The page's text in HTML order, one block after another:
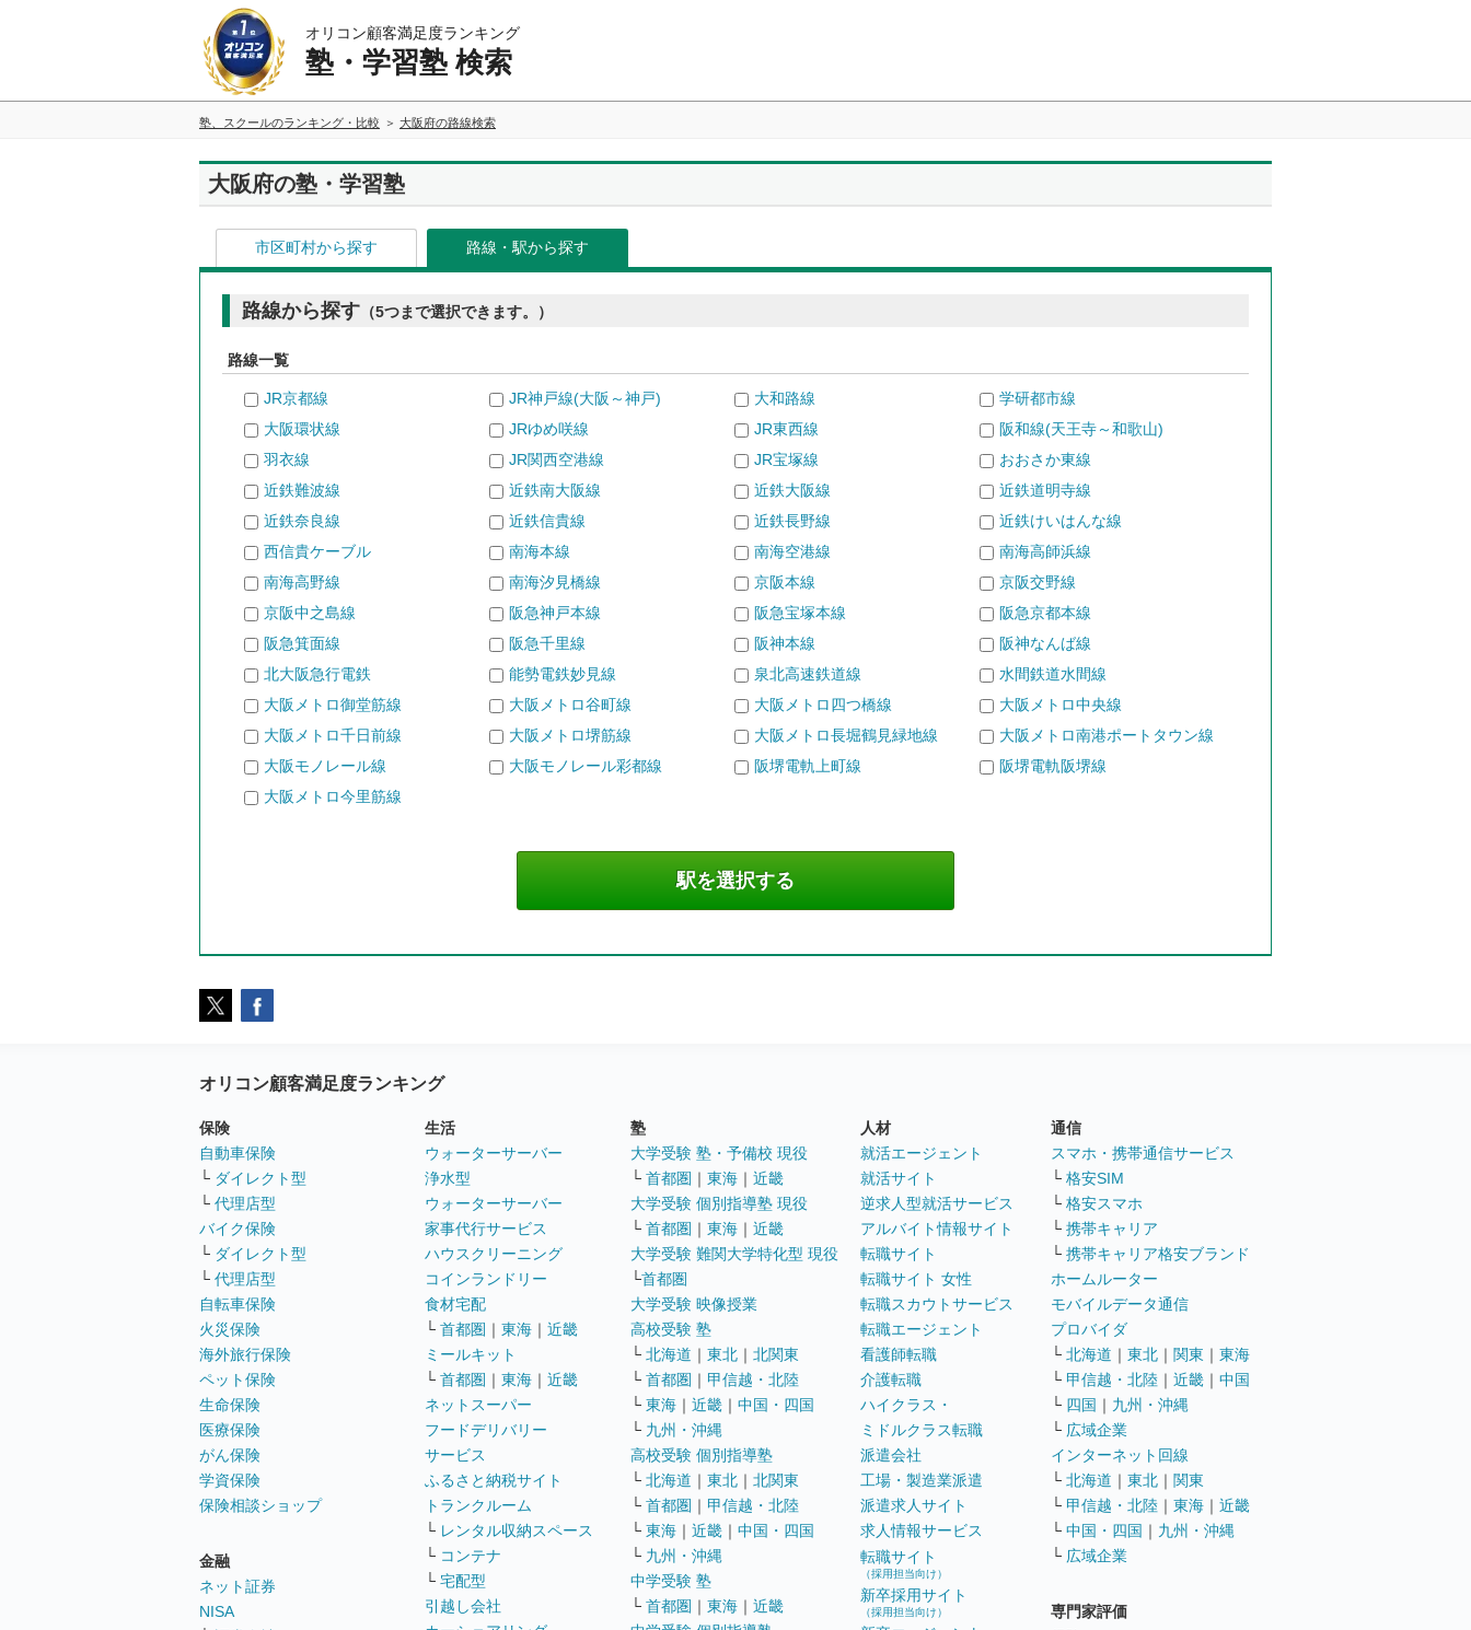
オリコン顧客満足度ランキング
塾・学習塾 検索
塾、スクールのランキング・比較 大阪府の路線検索
大阪府の塾・学習塾
市区町村から探す 路線・駅から探す
路線から探す （5つまで選択できます。）
路線一覧
JR京都線 JR神戸線(大阪～神戸) 大和路線
学研都市線
大阪環状線
JRゆめ咲線 JR東西線
阪和線(天王寺～和歌山)
羽衣線
JR関西空港線 JR宝塚線
おおさか東線
近鉄難波線
近鉄南大阪線 近鉄大阪線
近鉄道明寺線
近鉄奈良線
近鉄信貴線 近鉄長野線
近鉄けいはんな線
西信貴ケーブル
南海本線 南海空港線
南海高師浜線
南海高野線
南海汐見橋線 京阪本線
京阪交野線
京阪中之島線
阪急神戸本線 阪急宝塚本線
阪急京都本線
阪急箕面線
阪急千里線 阪神本線
阪神なんば線
北大阪急行電鉄
能勢電鉄妙見線 泉北高速鉄道線
水間鉄道水間線
大阪メトロ御堂筋線
大阪メトロ谷町線 大阪メトロ四つ橋線
大阪メトロ中央線
大阪メトロ千日前線
大阪メトロ堺筋線 大阪メトロ長堀鶴見緑地線
大阪メトロ南港ポートタウン線
大阪モノレール線
大阪モノレール彩都線 阪堺電軌上町線
阪堺電軌阪堺線
大阪メトロ今里筋線
オリコン顧客満足度ランキング
保険
自動車保険
└ ダイレクト型
└ 代理店型
バイク保険
└ ダイレクト型
└ 代理店型
自転車保険
火災保険
海外旅行保険
ペット保険
生命保険
医療保険
がん保険
学資保険
保険相談ショップ
金融
ネット証券
NISA
生活
ウォーターサーバー
浄水型
ウォーターサーバー
家事代行サービス
ハウスクリーニング
コインランドリー
食材宅配
└ 首都圏 ｜ 東海 ｜ 近畿
ミールキット
└ 首都圏 ｜ 東海 ｜ 近畿
ネットスーパー
フードデリバリー
サービス
ふるさと納税サイト
トランクルーム
└ レンタル収納スペース
└ コンテナ
└ 宅配型
引越し会社
塾
大学受験 塾・予備校 現役
└ 首都圏 ｜ 東海 ｜ 近畿
大学受験 個別指導塾 現役
└ 首都圏 ｜ 東海 ｜ 近畿
大学受験 難関大学特化型 現役
└首都圏
大学受験 映像授業
高校受験 塾
└ 北海道 ｜ 東北 ｜ 北関東
└ 首都圏 ｜ 甲信越・北陸
└ 東海 ｜ 近畿 ｜ 中国・四国
└ 九州・沖縄
高校受験 個別指導塾
└ 北海道 ｜ 東北 ｜ 北関東
└ 首都圏 ｜ 甲信越・北陸
└ 東海 ｜ 近畿 ｜ 中国・四国
└ 九州・沖縄
中学受験 塾
└ 首都圏 ｜ 東海 ｜ 近畿
人材
就活エージェント
就活サイト
逆求人型就活サービス
アルバイト情報サイト
転職サイト
転職サイト 女性
転職スカウトサービス
転職エージェント
看護師転職
介護転職
ハイクラス・
ミドルクラス転職
派遣会社
工場・製造業派遣
派遣求人サイト
求人情報サービス
転職サイト
（採用担当向け）
新卒採用サイト
（採用担当向け）
通信
スマホ・携帯通信サービス
└ 格安SIM
└ 格安スマホ
└ 携帯キャリア
└ 携帯キャリア格安ブランド
ホームルーター
モバイルデータ通信
プロバイダ
└ 北海道 ｜ 東北 ｜ 関東 ｜ 東海
└ 甲信越・北陸 ｜ 近畿 ｜ 中国
└ 四国 ｜ 九州・沖縄
└ 広域企業
インターネット回線
└ 北海道 ｜ 東北 ｜ 関東
└ 甲信越・北陸 ｜ 東海 ｜ 近畿
└ 中国・四国 ｜ 九州・沖縄
└ 広域企業
専門家評価